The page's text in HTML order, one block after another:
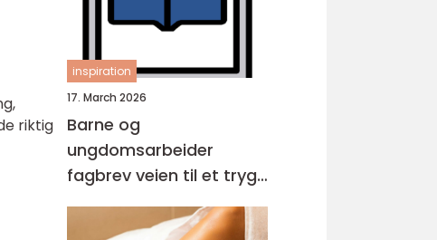
riktig
inspiration
17. March 2026
Barne og
ungdomsarbeider
fagbrev veien til et trygt
og viktig yrke